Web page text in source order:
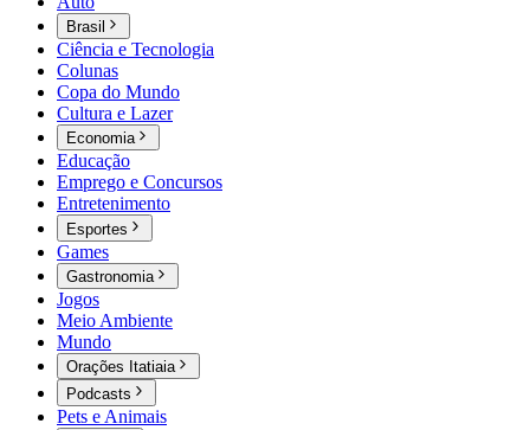
Brasil
Ciência e Tecnologia
Colunas
Copa do Mundo
Cultura e Lazer
Economia
Educação
Emprego e Concursos
Entretenimento
Esportes
Games
Gastronomia
Jogos
Meio Ambiente
Mundo
Orações Itatiaia
Podcasts
Pets e Animais